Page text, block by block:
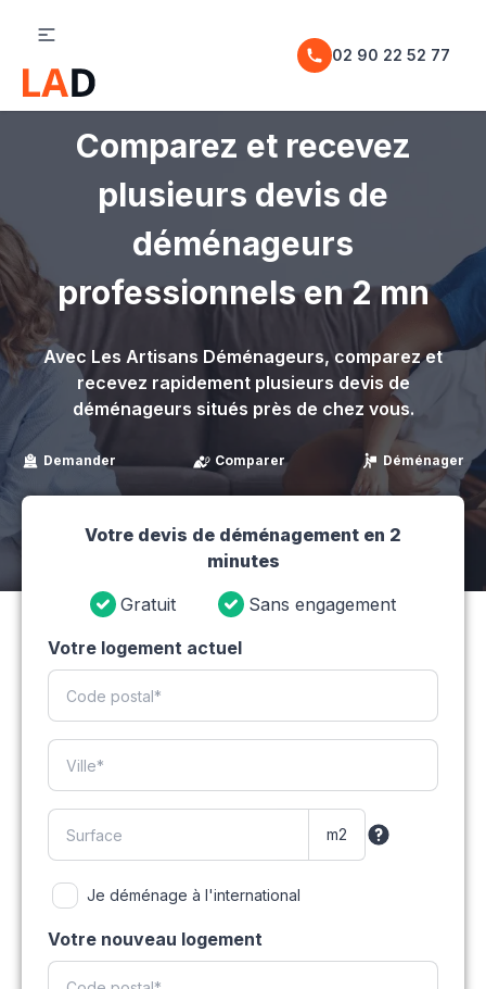
02 90 22 52 77
Comparez et recevez
plusieurs devis de
déménageurs
professionnels en 2 mn
Avec Les Artisans Déménageurs, comparez et
recevez rapidement plusieurs devis de
déménageurs situés près de chez vous.
Demander Comparer Déménager
Votre devis de déménagement en 2
minutes
Gratuit
Sans engagement
Votre logement actuel
Je déménage à l'international
Votre nouveau logement